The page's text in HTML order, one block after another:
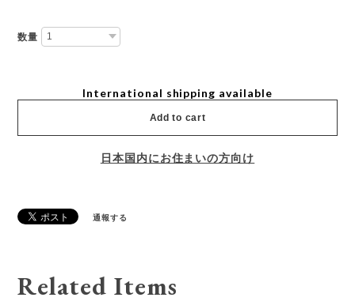
数量
International shipping available
Add to cart
日本国内にお住まいの方向け
通報する
Related Items